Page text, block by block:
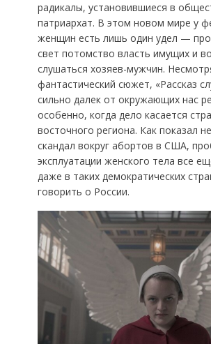
радикалы, установившиеся в
патриархат. В этом новом мире у
женщин есть лишь один удел —
свет потомство власть имущих и
слушаться хозяев-мужчин.
фантастический сюжет, «Рассказ
сильно далек от окружающих нас
особенно, когда дело касается
восточного региона. Как показал
скандал вокруг абортов в США,
эксплуатации женского тела все
даже в таких демократических
говорить о России.